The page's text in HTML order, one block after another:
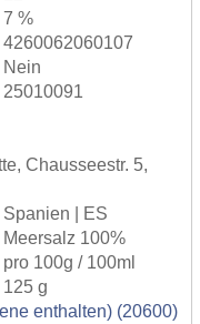
7 %
4260062060107
Nein
25010091
Chausseestr. 5,
Spanien | ES
Meersalz 100%
pro 100g / 100ml
125 g
enthalten) (20600)